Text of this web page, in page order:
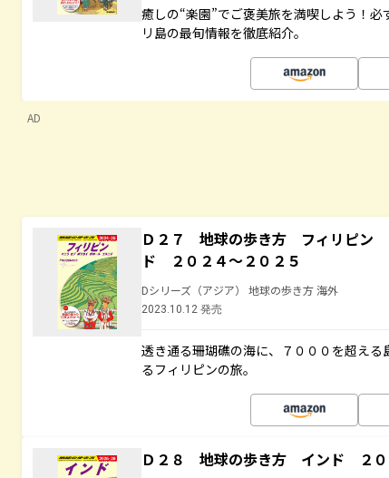
癒しの“楽園”でご褒美旅を満喫しよう！
リ島の最旬情報を徹底紹介。
AD
Ｄ２７ 地球の歩き方 フィリピ
ド ２０２４～２０２５
Dシリーズ（アジア） 地球の歩き方 海外
2023.10.12 発売
透き通る珊瑚礁の海に、７０００を超え
るフィリピンの旅。
Ｄ２８ 地球の歩き方 インド ２０